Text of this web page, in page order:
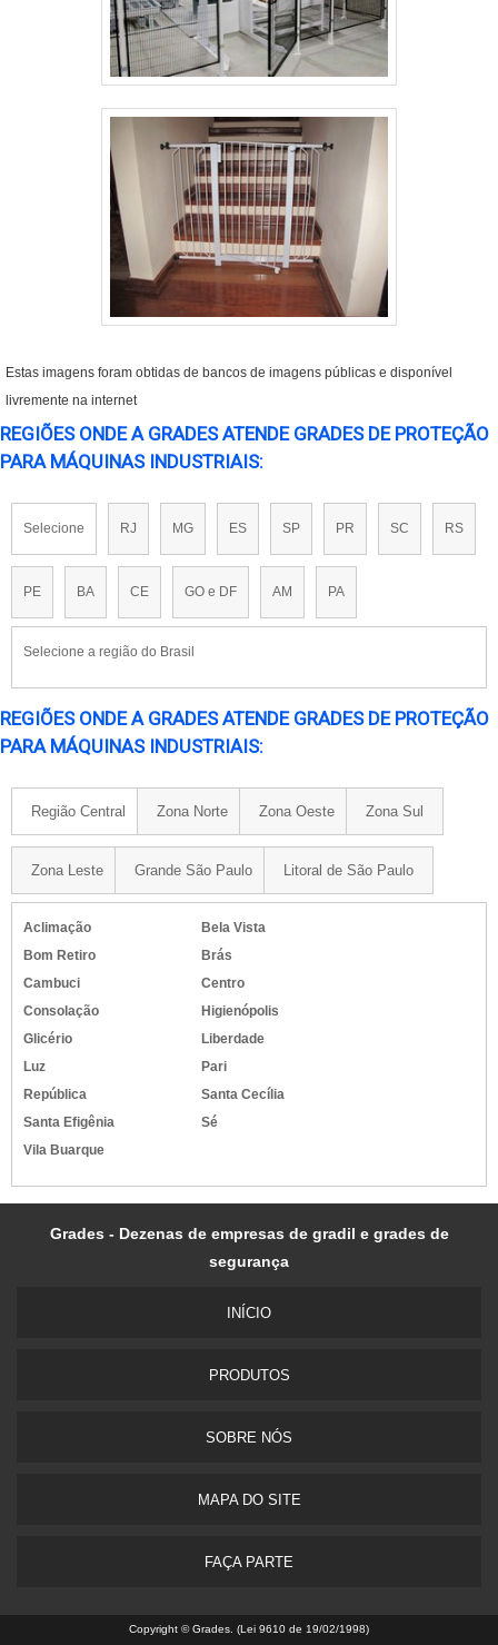
Estas imagens foram obtidas de bancos de imagens públicas e disponível
livremente na internet
REGIÕES ONDE A GRADES ATENDE GRADES DE PROTEÇÃO
PARA MÁQUINAS INDUSTRIAIS:
Selecione RJ MG ES SP PR SC RS
PE BA CE GO e DF AM PA
Selecione a região do Brasil
REGIÕES ONDE A GRADES ATENDE GRADES DE PROTEÇÃO
PARA MÁQUINAS INDUSTRIAIS:
Região Central Zona Norte Zona Oeste Zona Sul
Zona Leste Grande São Paulo Litoral de São Paulo
Aclimação
Bela Vista
Bom Retiro
Brás
Cambuci
Centro
Consolação
Higienópolis
Glicério
Liberdade
Luz
Pari
República
Santa Cecília
Santa Efigênia
Sé
Vila Buarque
Grades - Dezenas de empresas de gradil e grades de
segurança
INÍ­CIO
PRODUTOS
SOBRE NÓS
MAPA DO SITE
FAÇA PARTE
Copyright © Grades. (Lei 9610 de 19/02/1998)